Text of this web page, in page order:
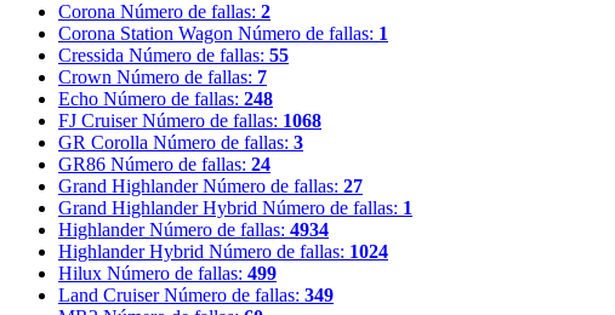
Corona Número de fallas: 2
Corona Station Wagon Número de fallas: 1
Cressida Número de fallas: 55
Crown Número de fallas: 7
Echo Número de fallas: 248
FJ Cruiser Número de fallas: 1068
GR Corolla Número de fallas: 3
GR86 Número de fallas: 24
Grand Highlander Número de fallas: 27
Grand Highlander Hybrid Número de fallas: 1
Highlander Número de fallas: 4934
Highlander Hybrid Número de fallas: 1024
Hilux Número de fallas: 499
Land Cruiser Número de fallas: 349